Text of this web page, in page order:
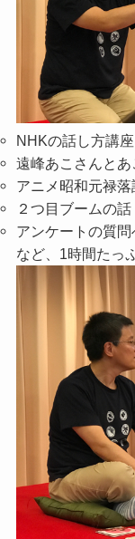
NHKの話し方講
遠峰あこさんと
アニメ昭和元禄
２つ目ブームの話
アンケートの質
など、1時間たっ